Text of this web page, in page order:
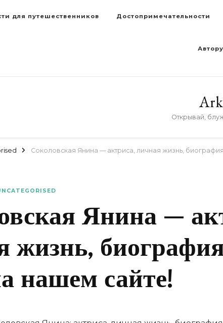
для путешественников Достопримечательности
Открывай,
Соколовская Янина — актриса, личная жизнь,
Янина —
жизнь,
нашем сайте!